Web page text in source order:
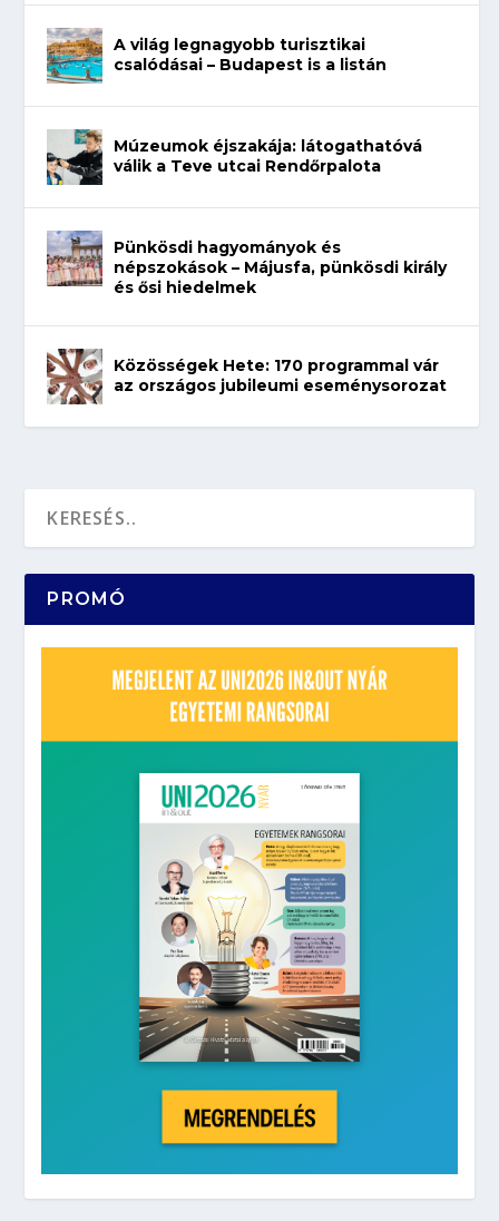
A világ legnagyobb turisztikai
csalódásai – Budapest is a listán
Múzeumok éjszakája: látogathatóvá
válik a Teve utcai Rendőrpalota
Pünkösdi hagyományok és
népszokások – Májusfa, pünkösdi király
és ősi hiedelmek
Közösségek Hete: 170 programmal vár
az országos jubileumi eseménysorozat
PROMÓ